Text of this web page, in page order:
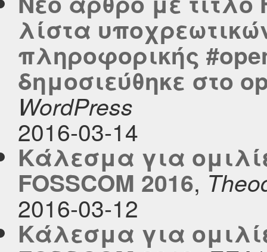
λίστα
πληροφορικής
δημοσιεύθηκε στο
WordPress
2016-03-14
Κάλεσμα για
FOSSCOM 2016,
2016-03-12
Κάλεσμα για